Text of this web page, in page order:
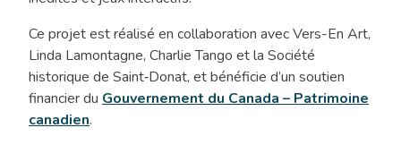
Ce projet est réalisé en collaboration avec Vers-En Art,
Linda Lamontagne, Charlie Tango et la Société
historique de Saint‑Donat, et bénéficie d’un soutien
financier du Gouvernement du Canada – Patrimoine
canadien.